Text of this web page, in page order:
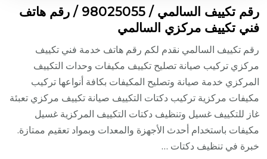
رقم تكييف السالمي / 98025055 / رقم هاتف
فني تكييف مركزي السالمي
رقم تكييف السالمي نقدم لكم رقم هاتف خدمة فني تكييف
مركزي تركيب صيانة تصليح تكييف مكيفات وحدات التكييف
المركزي خدمة صيانة وتصليح المكيفات بكافة أنواعها تركيب
مكيفات مركزية تركيب دكتات التكييف صيانة تكييف مركزي تعبئة
غاز للتكييف غسيل وتنظيف دكتات التكييف المركزية غسيل
مكيفات باستخدام أحدث الأجهزة والمعدات وبمواد تعقيم ممتازة.
خبرة في تنظيف دكتات …